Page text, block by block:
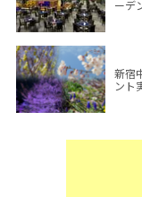
ーデ
新宿
ント